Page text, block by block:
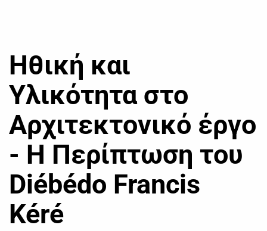
Ηθική και
Υλικότητα στο
Αρχιτεκτονικό έργο
- Η Περίπτωση του
Diébédo Francis
Kéré